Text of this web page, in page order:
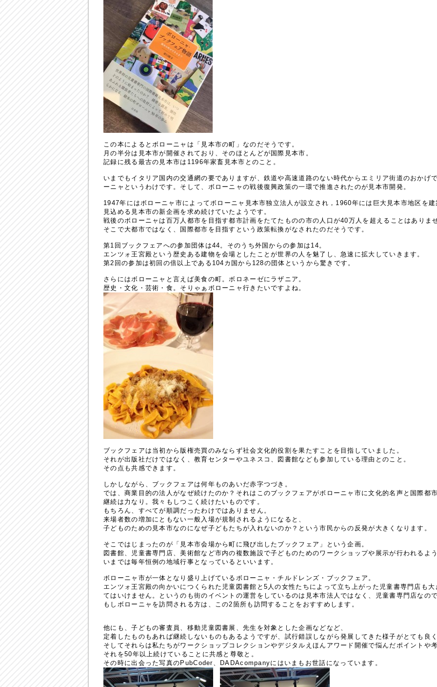
この本によるとボローニャは「見本市の町」なのだそうです。
月の半分は見本市が開催されており、そのほとんどが国際見本市。
記録に残る最古の見本市は1196年家畜見本市とのこと。
いまでもイタリア国内の交通網の要でありますが、鉄道や高速道路のない時代からエミリア街道のおかげ
ーニャというわけです。そして、ボローニャの戦後復興政策の一環で推進されたのが見本市開発。
1947年にはボローニャ市によってボローニャ見本市独立法人が設立され，1960年には巨大見本市地区を
見込める見本市の新企画を求め続けていたようです。
戦後のボローニャは百万人都市を目指す都市計画をたてたものの市の人口が40万人を超えることはありま
そこで大都市ではなく、国際都市を目指すという政策転換がなされたのだそうです。
第1回ブックフェアへの参加団体は44。そのうち外国からの参加は14。
エンツォ王宮殿という歴史ある建物を会場としたことが世界の人を魅了し、急速に拡大していきます。
第2回の参加は初回の倍以上である104カ国から128の団体というから驚きです。
さらにはボローニャと言えば美食の町。ボロネーゼにラザニア。
歴史・文化・芸術・食。そりゃぁボローニャ行きたいですよね。
ブックフェアは当初から版権売買のみならず社会文化的役割を果たすことを目指していました。
それが出版社だけではなく、教育センターやユネスコ、図書館なども参加している理由とのこと。
その点も共感できます。
しかしながら、ブックフェアは何年ものあいだ赤字つづき。
では、商業目的の法人がなぜ続けたのか？それはこのブックフェアがボローニャ市に文化的名声と国際都
継続は力なり。我々もしつこく続けたいものです。
もちろん、すべてが順調だったわけではありません。
来場者数の増加にともない一般入場が規制されるようになると、
子どものための見本市なのになぜ子どもたちが入れないのか？という市民からの反発が大きくなります。
そこではじまったのが「見本市会場から町に飛び出したブックフェア」という企画。
図書館、児童書専門店、美術館など市内の複数施設で子どものためのワークショップや展示が行われるよ
いまでは毎年恒例の地域行事となっているといいます。
ボローニャ市が一体となり盛り上げているボローニャ・チルドレンズ・ブックフェア。
エンツォ王宮殿の向かいにつくられた児童図書館と5人の女性たちによって立ち上がった児童書専門店も
てはいけません。というのも街のイベントの運営をしているのは見本市法人ではなく、児童書専門店なの
もしボローニャを訪問される方は、この2箇所も訪問することをおすすめします。
他にも、子どもの審査員、移動児童図書展、先生を対象とした企画などなど、
定着したものもあれば継続しないものもあるようですが、試行錯誤しながら発展してきた様子がとても良
そしてそれらは私たちがワークショップコレクションやデジタルえほんアワード開催で悩んだポイントや
それを50年以上続けていることに共感と尊敬と。
その時に出会った写真のPubCoder、DADAcompanyにはいまもお世話になっています。